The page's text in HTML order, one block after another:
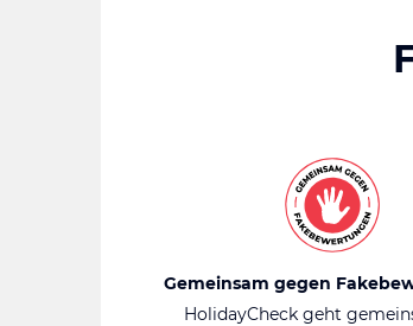
Gemeinsam gegen
HolidayCheck geht